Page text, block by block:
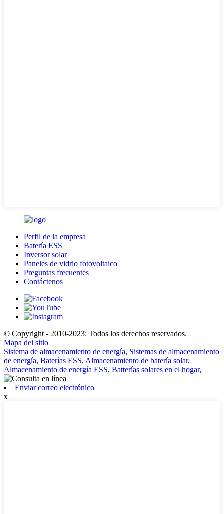
Perfil de la empresa
Batería ESS
Inversor solar
Paneles de vidrio fotovoltaico
Preguntas frecuentes
Contáctenos
© Copyright - 2010-2023: Todos los derechos reservados.
Mapa del sitio
Sistema de almacenamiento de energía, Sistemas de almacenamiento
de energía, Baterías ESS, Almacenamiento de batería solar,
Almacenamiento de energía ESS, Batterías solares en el hogar,
Enviar correo electrónico
x